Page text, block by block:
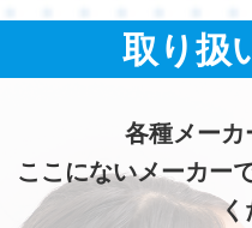
取り扱
各種メーカ
ここにないメーカー
く